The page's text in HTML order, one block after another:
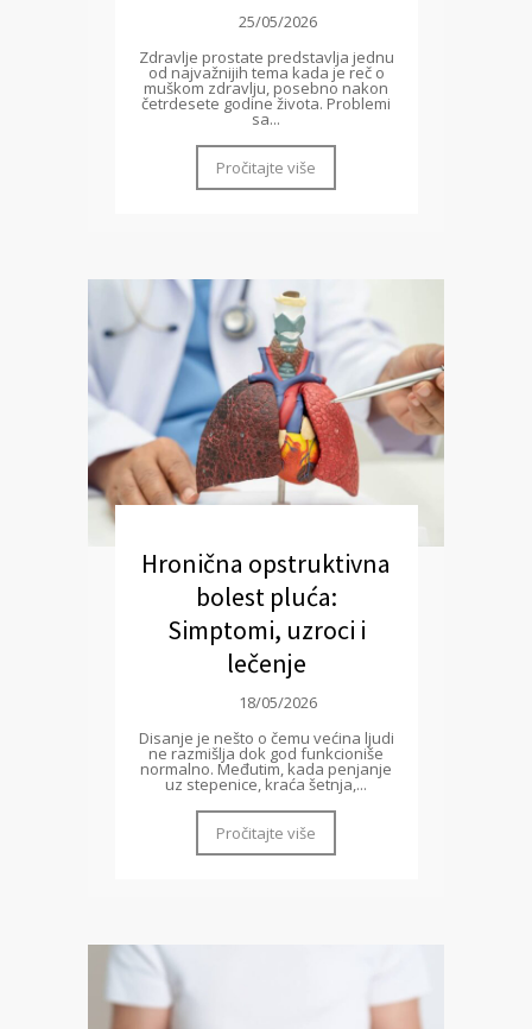
25/05/2026
Zdravlje prostate predstavlja jednu
od najvažnijih tema kada je reč o
muškom zdravlju, posebno nakon
četrdesete godine života. Problemi
sa...
Pročitajte više
Hronična opstruktivna
bolest pluća:
Simptomi, uzroci i
lečenje
18/05/2026
Disanje je nešto o čemu većina ljudi
ne razmišlja dok god funkcioniše
normalno. Međutim, kada penjanje
uz stepenice, kraća šetnja,...
Pročitajte više